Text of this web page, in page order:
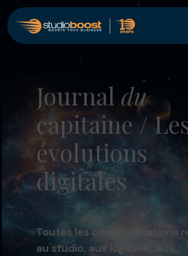
Journal du
capitaine /
évolutions
digitales
Toutes les communications
au studio, aux logiciels, aux